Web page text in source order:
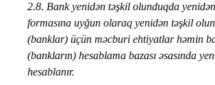
2.8. Bank yenidən təşkil olunduqda
formasına uyğun olaraq yenidən təşkil
(banklar) üçün məcburi ehtiyatlar həmin
(bankların) hesablama bazası əsasında
hesablanır.